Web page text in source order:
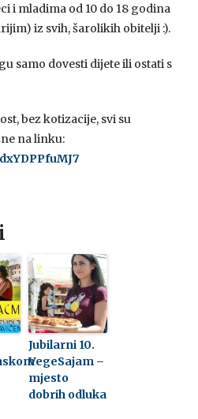
i mladima od 10 do 18 godina
iz svih, šarolikih obitelji :).
samo dovesti dijete ili ostati s
bez kotizacije, svi su
na linku:
Jubilarni 10.
VegeSajam –
mjesto
dobrih odluka